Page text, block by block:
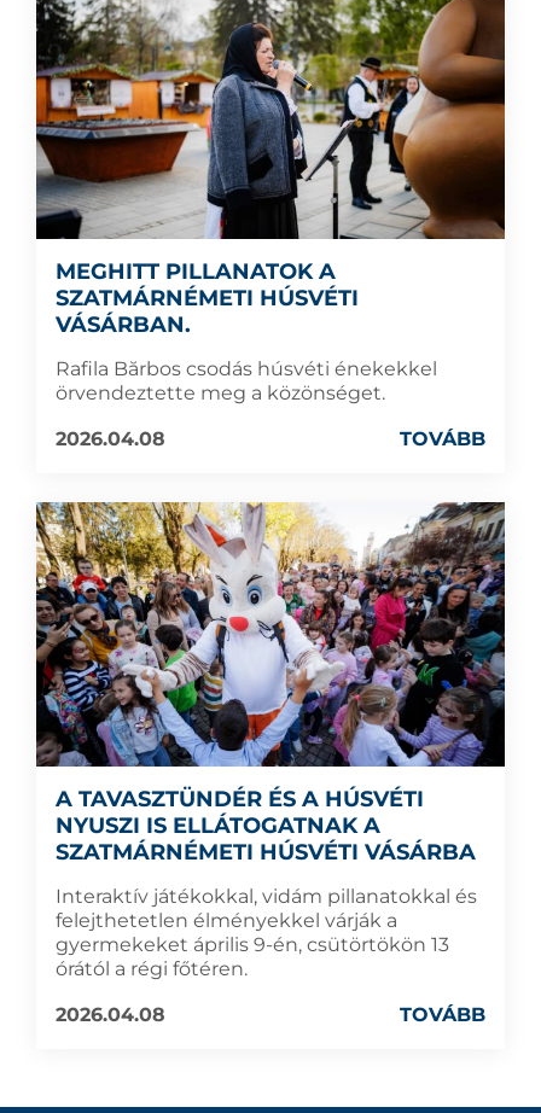
MEGHITT PILLANATOK A
SZATMÁRNÉMETI HÚSVÉTI
VÁSÁRBAN.
Rafila Bărbos csodás húsvéti énekekkel
örvendeztette meg a közönséget.
2026.04.08
TOVÁBB
A TAVASZTÜNDÉR ÉS A HÚSVÉTI
NYUSZI IS ELLÁTOGATNAK A
SZATMÁRNÉMETI HÚSVÉTI VÁSÁRBA
Interaktív játékokkal, vidám pillanatokkal és
felejthetetlen élményekkel várják a
gyermekeket április 9-én, csütörtökön 13
órától a régi főtéren.
2026.04.08
TOVÁBB